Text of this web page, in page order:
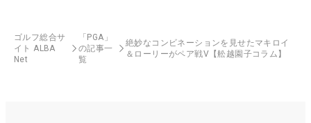
ゴルフ総合サ
イト ALBA
Net
「PGA」
の記事一
覧
絶妙なコンビネーションを見せたマキロイ
＆ローリーがペア戦V【舩越園子コラム】